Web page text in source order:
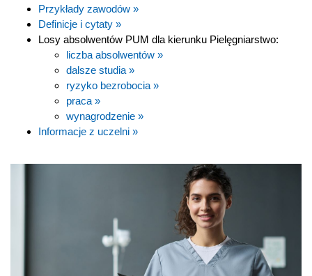
Przykłady zawodów »
Definicje i cytaty »
Losy absolwentów PUM dla kierunku Pielęgniarstwo:
liczba absolwentów »
dalsze studia »
ryzyko bezrobocia »
praca »
wynagrodzenie »
Informacje z uczelni »